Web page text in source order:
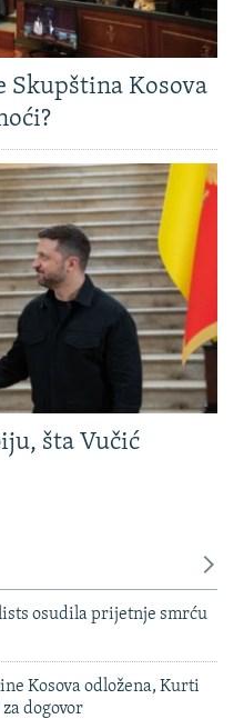
Skupština Kosova
šta Vučić
osudila prijetnje smrću
Kosova odložena, Kurti
dogovor